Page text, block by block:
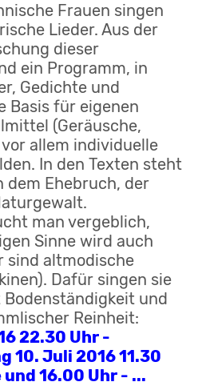
Frauen singen
Lieder. Aus der
dieser
ein Programm, in
Gedichte und
Basis für eigenen
(Geräusche,
allem individuelle
In den Texten steht
dem Ehebruch, der
man vergeblich,
Sinne wird auch
sind altmodische
Dafür singen sie
und
Reinheit:
22.30 Uhr -
10. Juli 2016 11.30
16.00 Uhr - ...